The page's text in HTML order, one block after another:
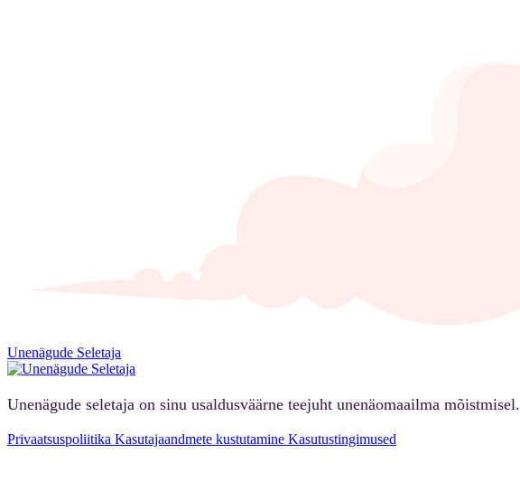
Unenägude Seletaja
Unenägude seletaja on sinu usaldusväärne teejuht unenäomaailma mõistmisel.
Privaatsuspoliitika Kasutajaandmete kustutamine Kasutustingimused